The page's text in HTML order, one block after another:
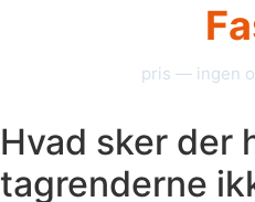
pris — ingen
Hvad sker der
tagrenderne